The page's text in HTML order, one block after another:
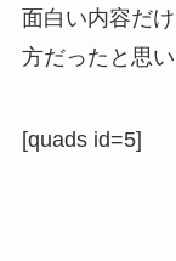
面白い内容だ
方だったと思い
[quads id=5]